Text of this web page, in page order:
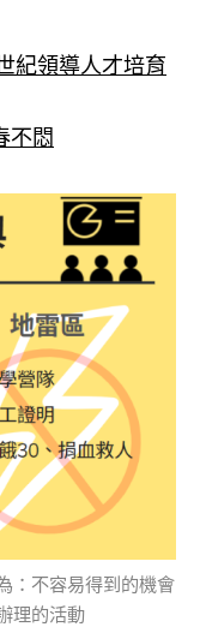
紀領導人才培育
不悶
：不容易得到的機會
理的活動